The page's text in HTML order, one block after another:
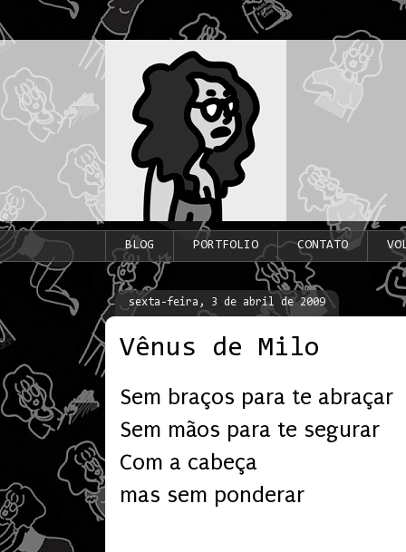
BLOG PORTFOLIO CONTATO
sexta-feira, 3 de abril de 2009
Vênus de Milo
Sem braços para te abraçar
Sem mãos para te segurar
Com a cabeça
mas sem ponderar